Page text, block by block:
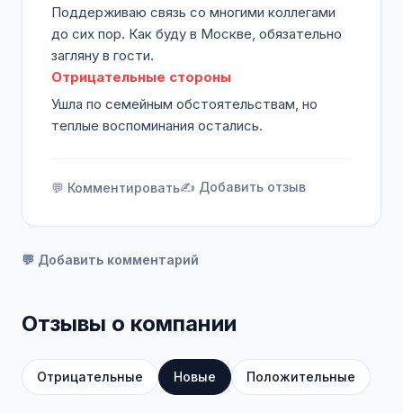
Поддерживаю связь со многими коллегами
до сих пор. Как буду в Москве, обязательно
загляну в гости.
Отрицательные стороны
Ушла по семейным обстоятельствам, но
теплые воспоминания остались.
💬 Комментировать✍️ Добавить отзыв
💬 Добавить комментарий
Отзывы о компании
Отрицательные Новые Положительные